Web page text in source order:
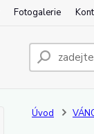
Fotogalerie
Úvod